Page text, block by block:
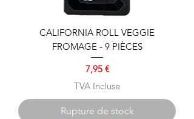
CALIFORNIA ROLL VEGGIE
FROMAGE - 9 PIÈCES
Prix
7,95 €
TVA Incluse
Rupture de stock